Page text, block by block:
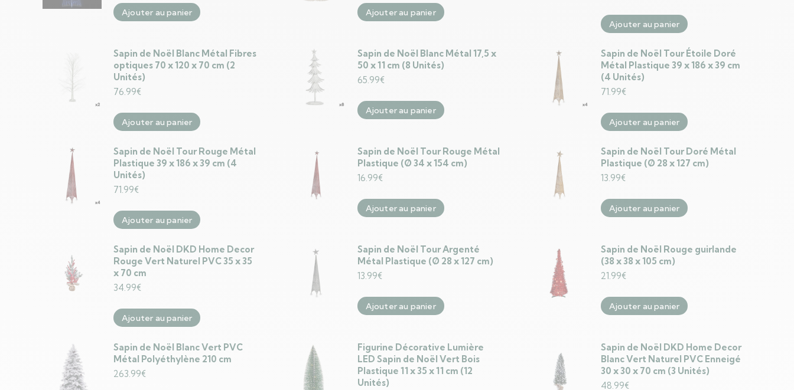
Ajouter au panier Ajouter au panier
Ajouter au panier
Sapin de Noël Blanc Métal Fibres
optiques 70 x 120 x 70 cm (2
Unités)
76.99€
Ajouter au panier
Sapin de Noël Blanc Métal 17,5 x
50 x 11 cm (8 Unités)
65.99€
Ajouter au panier
Sapin de Noël Tour Étoile Doré
Métal Plastique 39 x 186 x 39 cm
(4 Unités)
71.99€
Ajouter au panier
Sapin de Noël Tour Rouge Métal
Plastique 39 x 186 x 39 cm (4
Unités)
71.99€
Ajouter au panier
Sapin de Noël Tour Rouge Métal
Plastique (Ø 34 x 154 cm)
16.99€
Ajouter au panier
Sapin de Noël Tour Doré Métal
Plastique (Ø 28 x 127 cm)
13.99€
Ajouter au panier
Sapin de Noël DKD Home Decor
Rouge Vert Naturel PVC 35 x 35
x 70 cm
34.99€
Ajouter au panier
Sapin de Noël Tour Argenté
Métal Plastique (Ø 28 x 127 cm)
13.99€
Ajouter au panier
Sapin de Noël Rouge guirlande
(38 x 38 x 105 cm)
21.99€
Ajouter au panier
Sapin de Noël Blanc Vert PVC
Métal Polyéthylène 210 cm
263.99€
Figurine Décorative Lumière
LED Sapin de Noël Vert Bois
Plastique 11 x 35 x 11 cm (12
Unités)
Sapin de Noël DKD Home Decor
Blanc Vert Naturel PVC Enneigé
30 x 30 x 70 cm (3 Unités)
48.99€